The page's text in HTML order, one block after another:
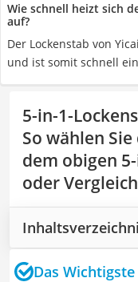
Wie schnell heizt sich
auf?
Der Lockenstab von
und ist somit schnell
5-in-1-
So wählen
dem obigen
oder Vergleich
Das